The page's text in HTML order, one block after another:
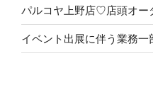
パルコヤ上野店♡店頭オー
イベント出展に伴う業務一